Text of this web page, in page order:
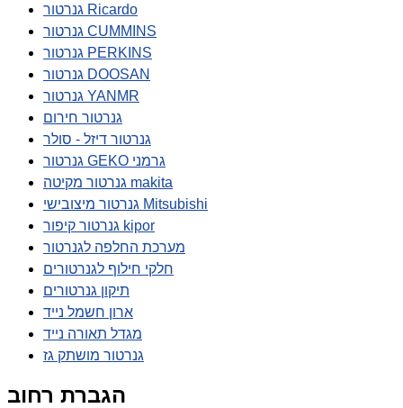
גנרטור Ricardo
גנרטור CUMMINS
גנרטור PERKINS
גנרטור DOOSAN
גנרטור YANMR
גנרטור חירום
גנרטור דיזל - סולר
גנרטור GEKO גרמני
גנרטור מקיטה makita
גנרטור מיצובישי Mitsubishi
גנרטור קיפור kipor
מערכת החלפה לגנרטור
חלקי חילוף לגנרטורים
תיקון גנרטורים
ארון חשמל נייד
מגדל תאורה נייד
גנרטור מושתק גז
הגברת רחוב